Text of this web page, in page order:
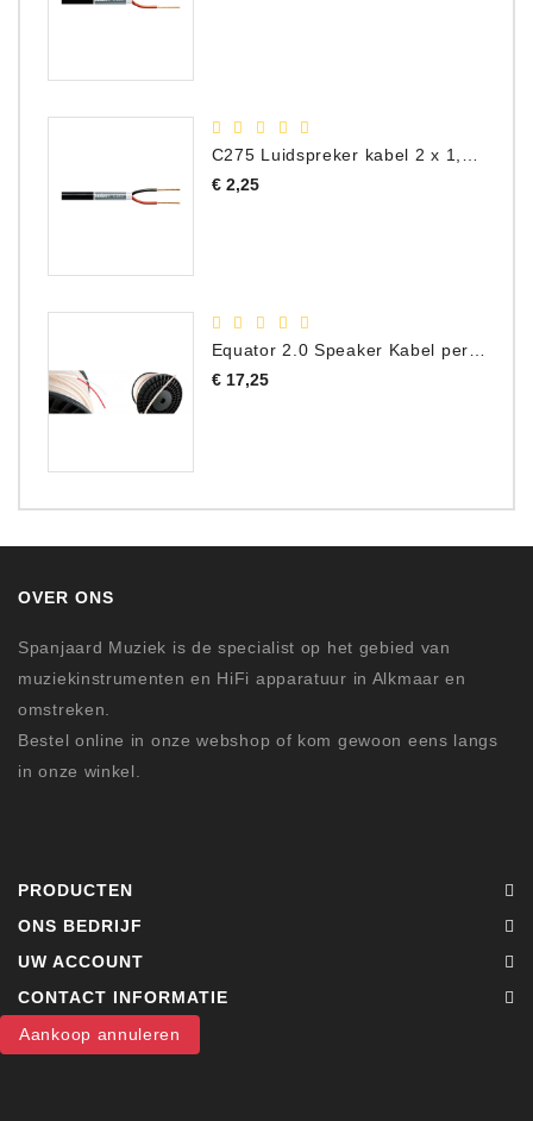
€ 2,25Prijs
Equator 2.0 Speaker Kabel per meter
€ 17,25Prijs
OVER ONS
Spanjaard Muziek is de specialist op het gebied van
muziekinstrumenten en HiFi apparatuur in Alkmaar en
omstreken.
Bestel online in onze webshop of kom gewoon eens langs
in onze winkel.
PRODUCTEN
ONS BEDRIJF
UW ACCOUNT
CONTACT INFORMATIE
Aankoop annuleren